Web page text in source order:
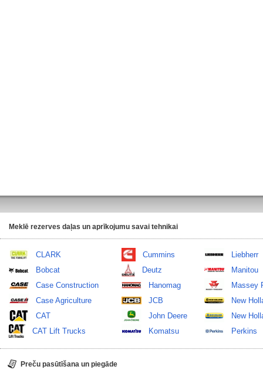
Meklē rezerves daļas un aprīkojumu savai tehnikai
CLARK
Bobcat
Case Construction
Case Agriculture
CAT
CAT Lift Trucks
Cummins
Deutz
Hanomag
JCB
John Deere
Komatsu
Liebherr
Manitou
Massey
New
New
Perkins
Preču pasūtīšana un piegāde